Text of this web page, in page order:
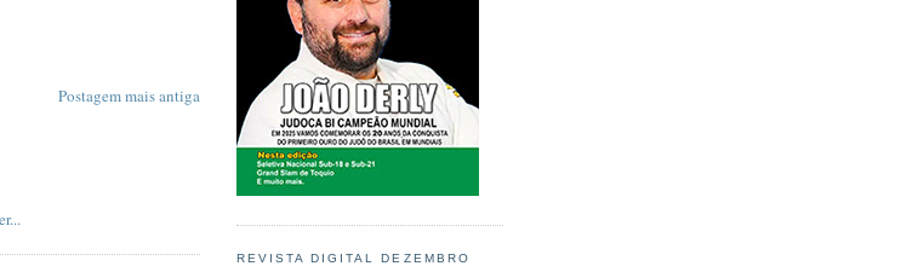
Postagem mais antiga
REVISTA DIGITAL DEZEMBRO